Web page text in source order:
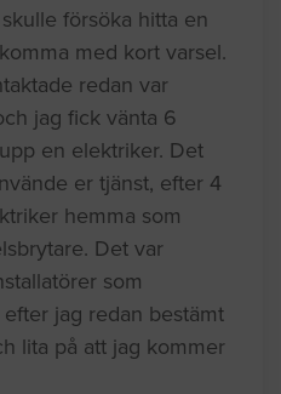
försöka hitta en
med kort varsel.
redan var
jag fick vänta 6
en elektriker. Det
er tjänst, efter 4
hemma som
Det var
som
jag redan bestämt
lita på att jag kommer